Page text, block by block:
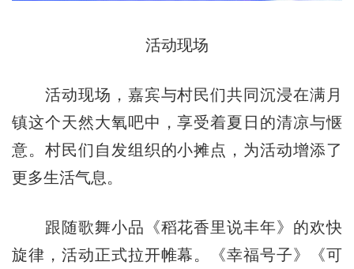
活动现场
活动现场，嘉宾与村民们共同沉浸在满月
镇这个天然大氧吧中，享受着夏日的清凉与惬
意。村民们自发组织的小摊点，为活动增添了
更多生活气息。
跟随歌舞小品《稻花香里说丰年》的欢快
旋律，活动正式拉开帷幕。《幸福号子》《可